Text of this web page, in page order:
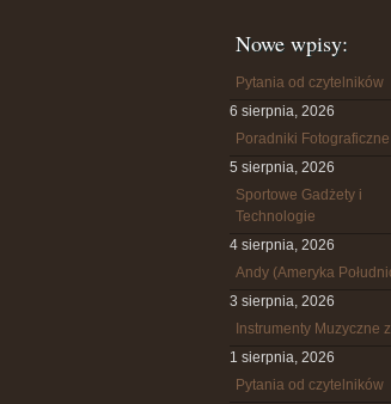
Nowe wpisy:
Pytania od czytelników
6 sierpnia, 2026
Poradniki Fotograficzne
5 sierpnia, 2026
Sportowe Gadżety i
Technologie
4 sierpnia, 2026
Andy (Ameryka
3 sierpnia, 2026
Instrumenty Muzyczne
1 sierpnia, 2026
Pytania od czytelników